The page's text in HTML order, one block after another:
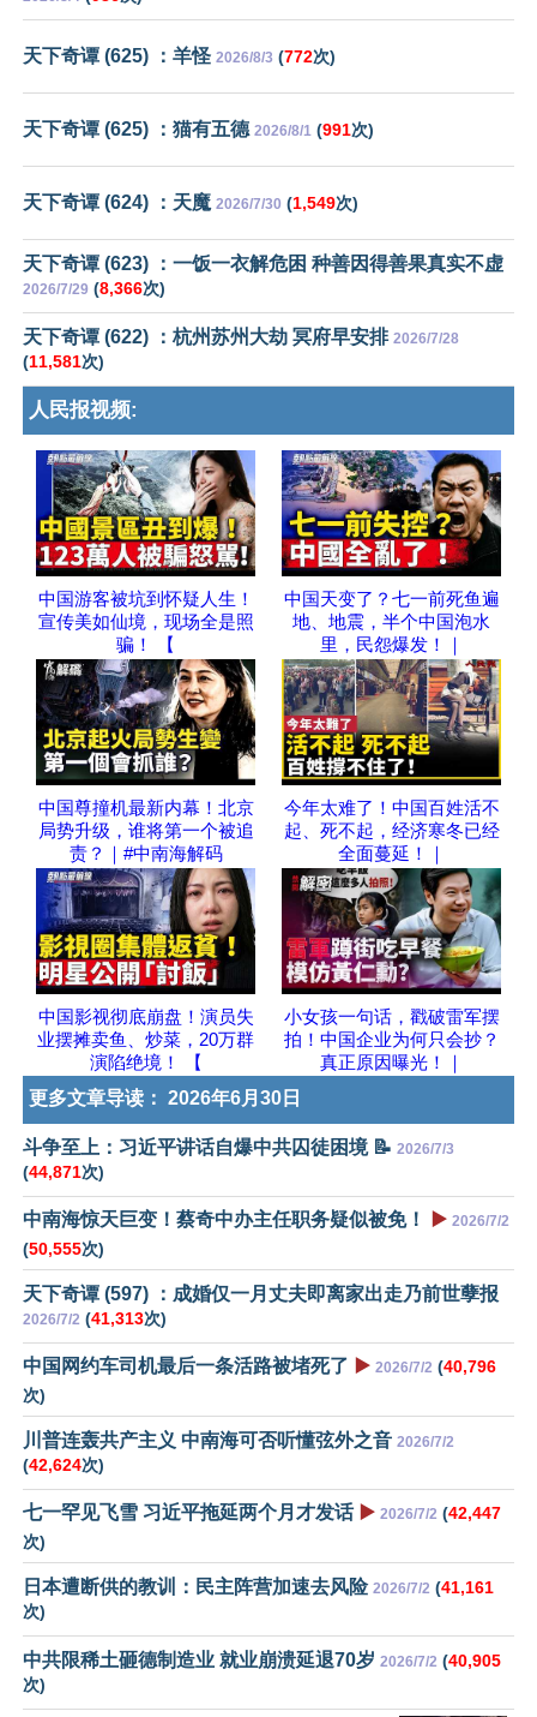
天下奇谭 (625) ：羊怪 2026/8/3 (772次)
天下奇谭 (625) ：猫有五德 2026/8/1 (991次)
天下奇谭 (624) ：天魔 2026/7/30 (1,549次)
天下奇谭 (623) ：一饭一衣解危困 种善因得善果真实不虚
2026/7/29 (8,366次)
天下奇谭 (622) ：杭州苏州大劫 冥府早安排 2026/7/28
(11,581次)
人民报视频:
中国游客被坑到怀疑人生！
宣传美如仙境，现场全是照
骗！ 【
中国天变了？七一前死鱼遍
地、地震，半个中国泡水
里，民怨爆发！｜
中国尊撞机最新内幕！北京
局势升级，谁将第一个被追
责？｜#中南海解码
今年太难了！中国百姓活不
起、死不起，经济寒冬已经
全面蔓延！｜
中国影视彻底崩盘！演员失
业摆摊卖鱼、炒菜，20万群
演陷绝境！ 【
小女孩一句话，戳破雷军摆
拍！中国企业为何只会抄？
真正原因曝光！｜
更多文章导读： 2026年6月30日
斗争至上：习近平讲话自爆中共囚徒困境 📝 2026/7/3
(44,871次)
中南海惊天巨变！蔡奇中办主任职务疑似被免！ ▶️ 2026/7/2
(50,555次)
天下奇谭 (597) ：成婚仅一月丈夫即离家出走乃前世孽报
2026/7/2 (41,313次)
中国网约车司机最后一条活路被堵死了 ▶️ 2026/7/2 (40,796
次)
川普连轰共产主义 中南海可否听懂弦外之音 2026/7/2
(42,624次)
七一罕见飞雪 习近平拖延两个月才发话 ▶️ 2026/7/2 (42,447
次)
日本遭断供的教训：民主阵营加速去风险 2026/7/2 (41,161
次)
中共限稀土砸德制造业 就业崩溃延退70岁 2026/7/2 (40,905
次)